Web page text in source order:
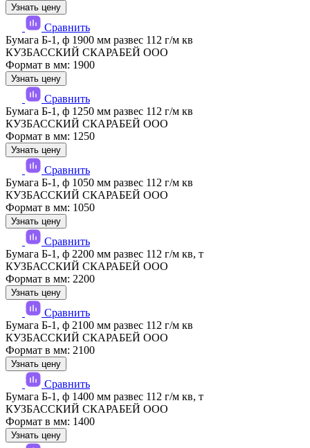
Узнать цену
Сравнить
Бумага Б-1, ф 1900 мм развес 112 г/м кв
КУЗБАССКИЙ СКАРАБЕЙ ООО
Формат в мм: 1900
Узнать цену
Сравнить
Бумага Б-1, ф 1250 мм развес 112 г/м кв
КУЗБАССКИЙ СКАРАБЕЙ ООО
Формат в мм: 1250
Узнать цену
Сравнить
Бумага Б-1, ф 1050 мм развес 112 г/м кв
КУЗБАССКИЙ СКАРАБЕЙ ООО
Формат в мм: 1050
Узнать цену
Сравнить
Бумага Б-1, ф 2200 мм развес 112 г/м кв, т
КУЗБАССКИЙ СКАРАБЕЙ ООО
Формат в мм: 2200
Узнать цену
Сравнить
Бумага Б-1, ф 2100 мм развес 112 г/м кв
КУЗБАССКИЙ СКАРАБЕЙ ООО
Формат в мм: 2100
Узнать цену
Сравнить
Бумага Б-1, ф 1400 мм развес 112 г/м кв, т
КУЗБАССКИЙ СКАРАБЕЙ ООО
Формат в мм: 1400
Узнать цену